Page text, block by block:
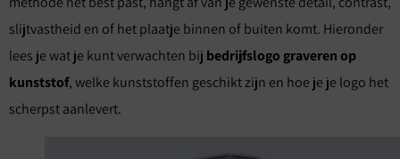
slijtvastheid en of het plaatje binnen of buiten komt. Hieronder
lees je wat je kunt verwachten bij bedrijfslogo graveren op
kunststof, welke kunststoffen geschikt zijn en hoe je je logo het
scherpst aanlevert.